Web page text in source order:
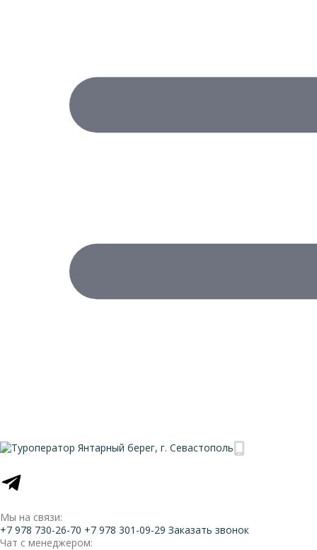
Мы на связи:
+7 978 730-26-70 +7 978 301-09-29 Заказать звонок
Чат с менеджером: